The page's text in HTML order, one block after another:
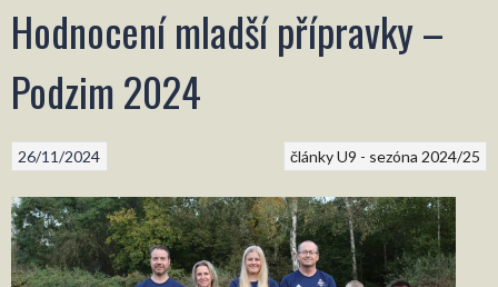
Hodnocení mladší přípravky –
Podzim 2024
články U9 - sezóna 2024/25
26/11/2024